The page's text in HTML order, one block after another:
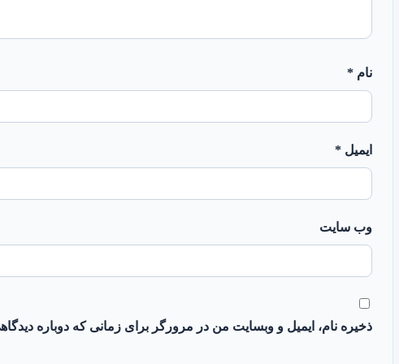
نام *
ایمیل *
وب‌ سایت
ذخیره نام، ایمیل و وبسایت من در مرورگر برای زمانی که دوباره